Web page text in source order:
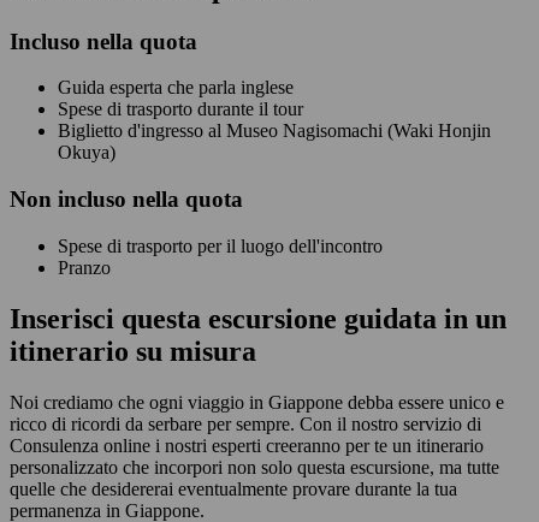
Incluso nella quota
Guida esperta che parla inglese
Spese di trasporto durante il tour
Biglietto d'ingresso al Museo Nagisomachi (Waki Honjin
Okuya)
Non incluso nella quota
Spese di trasporto per il luogo dell'incontro
Pranzo
Inserisci questa escursione guidata in un
itinerario su misura
Noi crediamo che ogni viaggio in Giappone debba essere unico e
ricco di ricordi da serbare per sempre. Con il nostro servizio di
Consulenza online i nostri esperti creeranno per te un itinerario
personalizzato che incorpori non solo questa escursione, ma tutte
quelle che desidererai eventualmente provare durante la tua
permanenza in Giappone.